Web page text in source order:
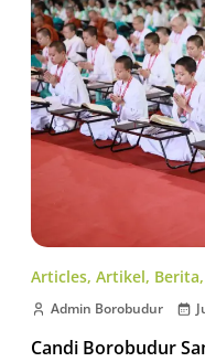
Articles, Artikel, Berita,
Admin Borobudur
Candi Borobudur